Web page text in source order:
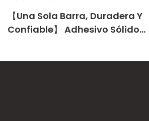
【Una Sola Barra, Duradera Y
Confiable】 Adhesivo Sólido